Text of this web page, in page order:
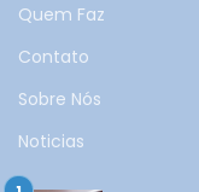
Quem Faz
Contato
Sobre Nós
Noticias